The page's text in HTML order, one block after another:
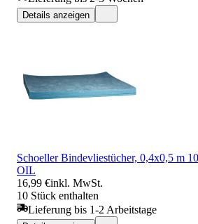
Details anzeigen
Schoeller Bindevliestücher, 0,4x0,5 m
OIL
16,99 €inkl. MwSt.
10 Stück enthalten
Lieferung bis 1-2 Arbeitstage